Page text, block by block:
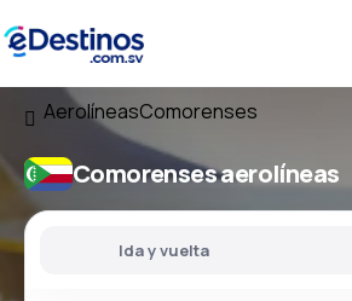
AerolíneasComorenses
Comorenses aerolíneas
Ida y vuelta